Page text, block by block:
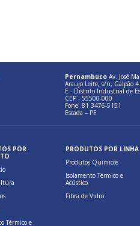
Pernambuco Av. José
Araujo Leite, s/n, Galpão 4
E - Distrito Industrial de
CEP - 55500-000
Fone: 81 3476-5151
Escada – PE
POR
Térmico e
PRODUTOS POR LINHA
Produtos Químicos
Isolamento Térmico e
Acústico
Fibra de Vidro